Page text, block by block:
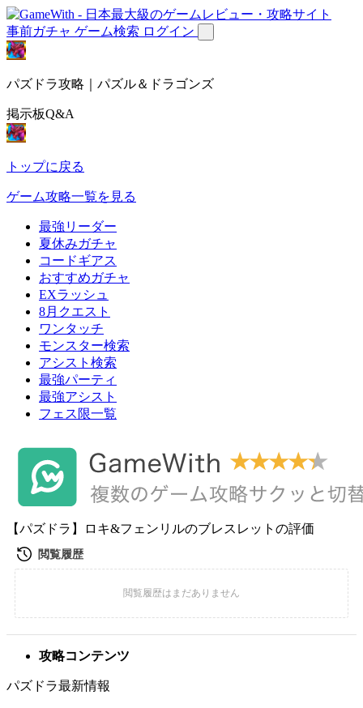
事前ガチャ ゲーム検索 ログイン
パズドラ攻略｜パズル＆ドラゴンズ
掲示板Q&A
トップに戻る
ゲーム攻略一覧を見る
最強リーダー
夏休みガチャ
コードギアス
おすすめガチャ
EXラッシュ
8月クエスト
ワンタッチ
モンスター検索
アシスト検索
最強パーティ
最強アシスト
フェス限一覧
【パズドラ】ロキ&フェンリルのブレスレットの評価
攻略コンテンツ
パズドラ最新情報